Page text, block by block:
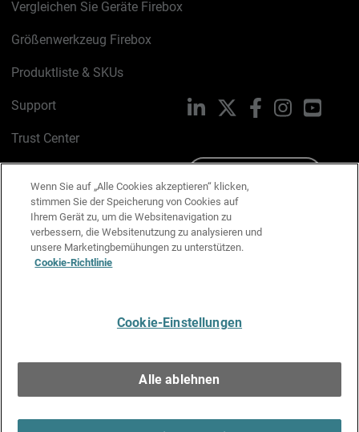
Vergleichen Sie Geräte Firebox
Größenwerkzeug Firebox
Produktliste & SKUs
Support
Trust Center
Cookie-Richtlinie
Datenschutzrichtlinie
Media & Brand Kit
LinkedIn FacebookInstagram
Wenn Sie auf „Alle Cookies akzeptieren“ klicken,
stimmen Sie der Speicherung von Cookies auf
Ihrem Gerät zu, um die Websitenavigation zu
verbessern, die Websitenutzung zu analysieren und
unsere Marketingbemühungen zu unterstützen.
Cookie-Richtlinie
Cookie-Einstellungen
Alle ablehnen